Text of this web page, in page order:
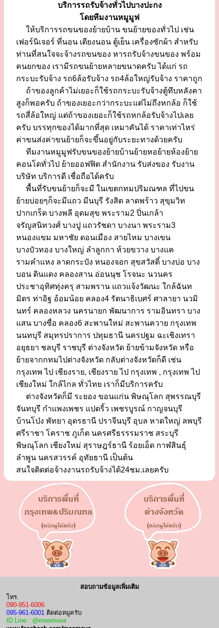
บริการรถรับจ้างทั่วไปบางปะกง
โดยทีมงานหมูมูฟ
ให้บริการรถขนของย้ายบ้าน ขนย้ายของทั่วไป เช่น
เฟอร์นิเจอร์ ที่นอน เตียงนอน ตู้เย็น เครื่องซักผ้า สำหรับ
ท่านที่สนใจจะจ้างรถขนของ หารถรับจ้างขนของ พร้อม
คนยกของ เรามีรถขนย้ายหลายขนาดครับ ได้แก่ รถ
กระบะรับจ้าง รถ6ล้อรับจ้าง รถ4ล้อใหญ่รับจ้าง ราคาถูก
ถ้าของลูกค้าไม่เยอะก็ใช้รถกระบะรับจ้างตู้ทึบหลังคา
สูงก็พอครับ ถ้าของเยอะกว่ากระบะแต่ไม่ถึงหกล้อ ก็ใช้
รถสี่ล้อใหญ่ แต่ถ้าของเยอะก็ใช้รถหกล้อรับจ้างไปเลย
ครับ บรรทุกของได้มากที่สุด เหมาคันได้ ราคาเท่าไหร่
ค่าขนส่งค่าขนย้ายก็จะขึ้นอยู่กับระยะทางด้วยครับ
ทีมงานหมูมูฟรับขนของย้ายบ้านย้ายหอย้ายห้องย้าย
คอนโดทั่วไป ย้ายออฟฟิต สำนักงาน รับส่งของ รับงาน
บริษัท บริการดี เชื่อถือได้ครับ
พื้นที่รับขนย้ายก็จะมี ในเขตกทมปริมณฑล ที่ไปขน
ย้ายบ่อยๆก็จะมีแถว มีนบุรี รังสิต ลาดพร้าว สุขุมวิท
ปากเกร็ด บางพลี อุดมสุข พระราม2 ปิ่นเกล้า
จรัญสนิทวงศ์ บางปู แถวรัชดา บางนา พระราม3
หนองแขม มหาชัย ดอนเมือง สายไหม บางเขน
บางบัวทอง บางใหญ่ ลำลูกกา ห้วยขวาง บางแค
รามคำแหง ลาดกระบัง หนองจอก สุขสวัสดิ์ บางบ่อ บาง
บอน ดินแดง คลองสาน อ่อนนุช โรจนะ นวนคร
ประชาอุทิศทุ่งครุ สามพราน แถวแจ้งวัฒนะ ใกล้ฉันท
มิตร ท่าอิฐ อ้อมน้อย คลอง4 รัตนาธิเบศร์ ศาลายา นวมิ
นทร์ คลองหลวง นครนายก พัฒนาการ รามอินทรา บาง
แสน บางซื่อ คลอง6 สะพานใหม่ สะพานควาย กรุงเทพ
นนทบุรี สมุทรปราการ ปทุมธานี นครปฐม ฉะเชิงเทรา
อยุธยา ชลบุรี ราชบุรี ต่างจังหวัด ย้ายข้ามจังหวัด หรือ
ย้ายจากกทมไปต่างจังหวัด กลับต่างจังหวัดก็ดี เช่น
กรุงเทพ ไป เชียงราย, เชียงราย ไป กรุงเทพ , กรุงเทพ ไป
เชียงใหม่ ใกล้ไกล ทั่วไทย เราก็มีบริการครับ
ต่างจังหวัดก็มี ระยอง ขอนแก่น พิษณุโลก สุพรรณบุรี
จันทบุรี กำแพงเพชร แปดริ้ว เพชรบูรณ์ กาญจนบุรี
บ้านโป่ง พัทยา อุดรธานี ปราจีนบุรี อุบล หาดใหญ่ ลพบุรี
ศรีราชา โคราช ภูเก็ต นครศรีธรรรมราช สระบุรี
พิษณุโลก เชียงใหม่ สุราษฎร์ธานี ร้อยเอ็ด กาฬสินธุ์
ลำพูน นครสวรรค์ อุทัยธานี เป็นต้น
สนใจติดต่อจ้างงานรถรับจ้างได้24ชม.เลยครับ
สอบถามข้อมูลเพิ่มเติม
โทร.
090-951-6006
095-961-6001 ติดต่อหมูครับ
ID Line : @moomove